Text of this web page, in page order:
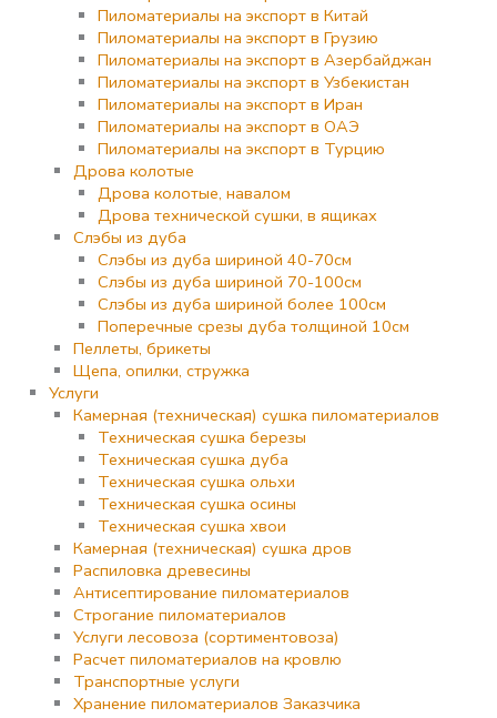
Пиломатериалы на экспорт в Китай
Пиломатериалы на экспорт в Грузию
Пиломатериалы на экспорт в Азербайджан
Пиломатериалы на экспорт в Узбекистан
Пиломатериалы на экспорт в Иран
Пиломатериалы на экспорт в ОАЭ
Пиломатериалы на экспорт в Турцию
Дрова колотые
Дрова колотые, навалом
Дрова технической сушки, в ящиках
Слэбы из дуба
Слэбы из дуба шириной 40-70см
Слэбы из дуба шириной 70-100см
Слэбы из дуба шириной более 100см
Поперечные срезы дуба толщиной 10см
Пеллеты, брикеты
Щепа, опилки, стружка
Услуги
Камерная (техническая) сушка пиломатериалов
Техническая сушка березы
Техническая сушка дуба
Техническая сушка ольхи
Техническая сушка осины
Техническая сушка хвои
Камерная (техническая) сушка дров
Распиловка древесины
Антисептирование пиломатериалов
Строгание пиломатериалов
Услуги лесовоза (сортиментовоза)
Расчет пиломатериалов на кровлю
Транспортные услуги
Хранение пиломатериалов Заказчика